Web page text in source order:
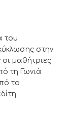
του
στην
οι μαθήτριες
τη Γωνιά
το